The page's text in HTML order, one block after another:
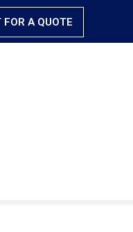
FOR A QUOTE